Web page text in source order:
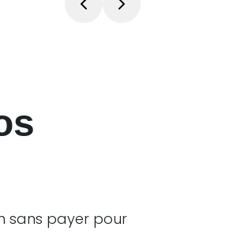
aucune
sans payer pour